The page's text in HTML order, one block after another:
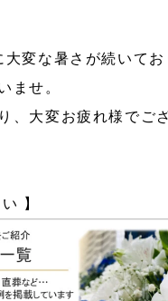
大変な暑さが続いてお
ませ。
、大変お疲れ様でご
】